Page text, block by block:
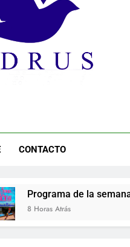
Programa de la semana
‘Entre Teclas y
CONTACTO
semana cultural de